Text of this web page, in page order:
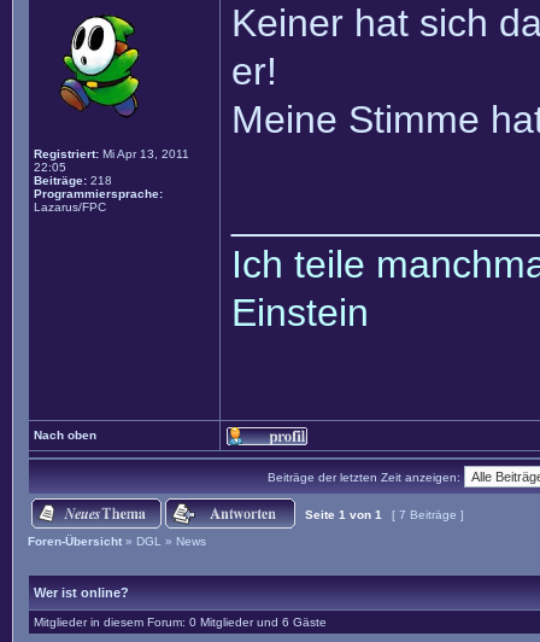
Registriert: Mi Apr 13, 2011
22:05
Beiträge: 218
Programmiersprache:
Lazarus/FPC
Keiner hat sich
er!
Meine Stimme
Ich teile
Einstein
Nach oben
Beiträge der letzten Zeit anzeigen:
Seite 1 von 1
[ 7 Beiträge ]
Foren-Übersicht » DGL » News
Wer ist online?
Mitglieder in diesem Forum: 0 Mitglieder und 6 Gäste